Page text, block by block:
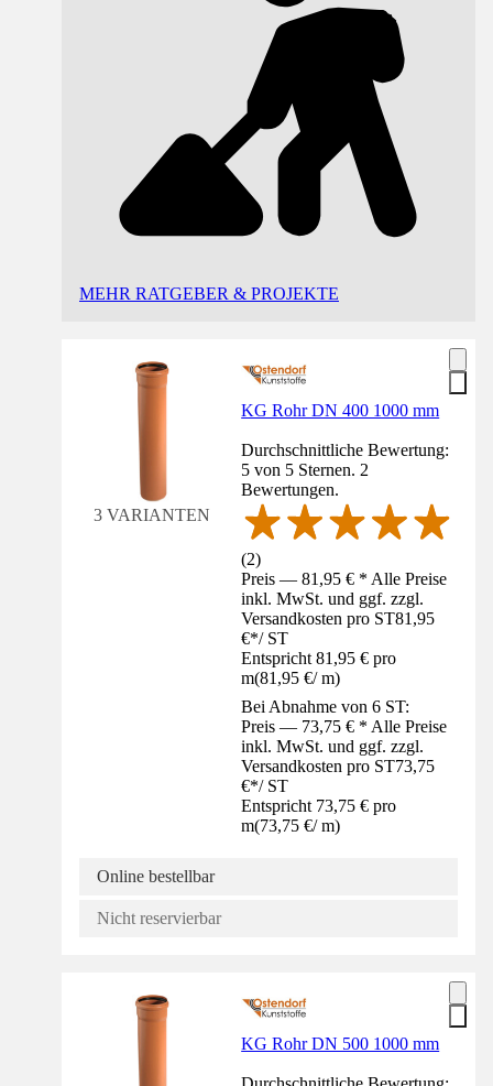
MEHR RATGEBER & PROJEKTE
3 VARIANTEN
KG Rohr DN 400 1000 mm
Durchschnittliche Bewertung:
5 von 5 Sternen. 2
Bewertungen.
(2)
Preis — 81,95 € * Alle Preise
inkl. MwSt. und ggf. zzgl.
Versandkosten pro ST81,95
€*/ ST
Entspricht 81,95 € pro
m(81,95 €/ m)
Bei Abnahme von 6 ST:
Preis — 73,75 € * Alle Preise
inkl. MwSt. und ggf. zzgl.
Versandkosten pro ST73,75
€*/ ST
Entspricht 73,75 € pro
m(73,75 €/ m)
Online bestellbar
Nicht reservierbar
KG Rohr DN 500 1000 mm